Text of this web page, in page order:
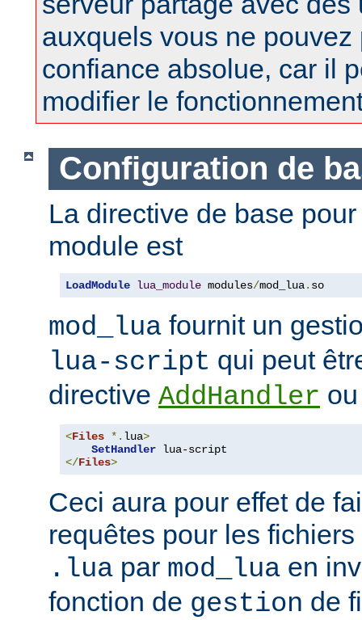
auxquels vous ne
confiance absolue, car il
modifier le
Configuration de
La directive de base
module est
LoadModule lua_module modules/mod_lua. so
mod_lua fournit un
lua-script qui peut
directive AddHandler
<Files *. lua>
SetHandler
</Files>
Ceci aura pour effet de
requêtes pour les
.lua par mod_lua en
fonction de gestion de